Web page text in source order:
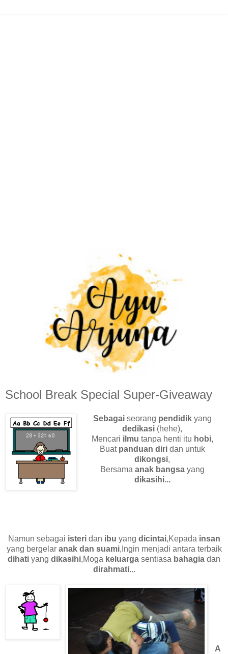
School Break Special Super-Giveaway
Sebagaiseorang pendidikyang
dedikasi (hehe),
Mencari ilmu tanpa henti itu hobi,
Buat panduan diridan untuk
dikongsi,
Bersama anak bangsayang
dikasihi...
Namun sebagai isteridan ibu yang dicintai,Kepada insan
yang bergelar anak dan suami,Ingin menjadi antara terbaik
dihati yang dikasihi,Moga keluarga sentiasa bahagia dan
dirahmati...
A